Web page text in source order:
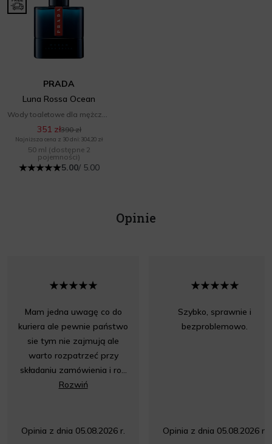
PRADA
Luna Rossa Ocean
351 zł390 zł
Najniższa cena z 30 dni: 304,20 zł
50 ml (dostępne 2
pojemności)
5.00/ 5.00
Opinie
Mam jedna uwagę co do
kuriera ale pewnie państwo
sie tym nie zajmują ale
warto rozpatrzeć przy
składaniu zamówienia i ro...
Rozwiń
Opinia z dnia 05.08.2026 r.
Szybko, sprawnie i
bezproblemowo.
Opinia z dnia 05.08.2026 r.